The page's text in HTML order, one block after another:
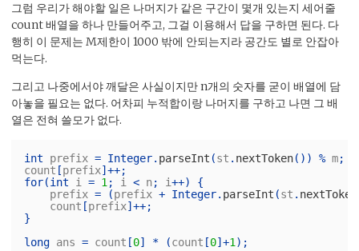
그럼 우리가 해야할 일은 나머지가 같은 구간이 몇개 있는지 세어줄
count 배열을 하나 만들어주고, 그걸 이용해서 답을 구하면 된다. 다
행히 이 문제는 M제한이 1000 밖에 안되는지라 공간도 별로 안잡아
먹는다.
그리고 나중에서야 깨달은 사실이지만 n개의 숫자를 굳이 배열에 담
아놓을 필요는 없다. 어차피 누적합이랑 나머지를 구하고 나면 그 배
열은 전혀 쓸모가 없다.
int prefix = Integer. parseInt (st . nextToken()) % m;
count [prefix]++;
for(int i = 1; i < n; i++)
{
prefix = (prefix + Integer. parseInt (st . nextToken
count [prefix]++;
}
long ans = count [0] * (count [0]+1);